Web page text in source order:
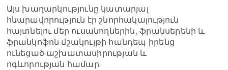
Այս խաղարկությունը կատարյալ
հնարավորություն էր շնորհակալություն
հայտնելու մեր ուսանողներին, ֆրանսերենի և
ֆրանկոֆոն մշակույթի հանդեպ իրենց
ունեցած աշխատասիրության և
ոգևորության համար: